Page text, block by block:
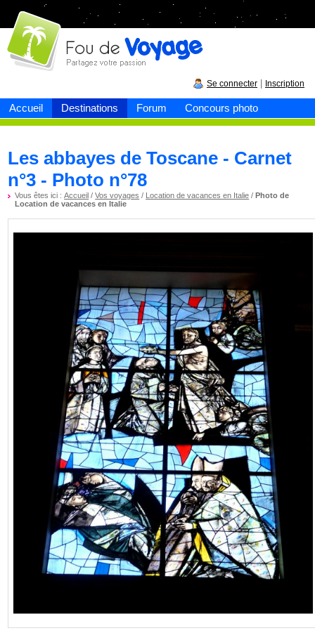
Accueil Destinations Forum Concours photo
Fou devoyage
Se connecter Inscription
Les abbayes de Toscane - Carnet
n°3 - Photo n°78
Vous êtes ici :Accueil /Vos voyages / Location de vacances en Italie /Photo de
Location de vacances en Italie